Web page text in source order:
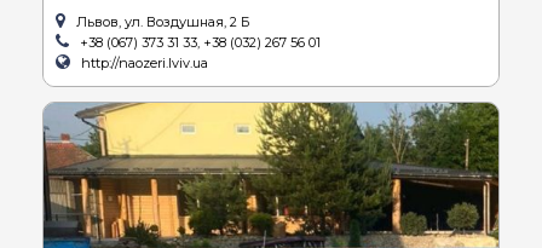
Львов, ул. Воздушная, 2 Б
+38 (067) 373 31 33, +38 (032) 267 56 01
http://naozeri.lviv.ua